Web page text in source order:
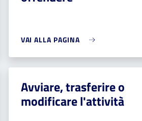
VAI ALLA PAGINA
Avviare, trasferire o
modificare l'attività